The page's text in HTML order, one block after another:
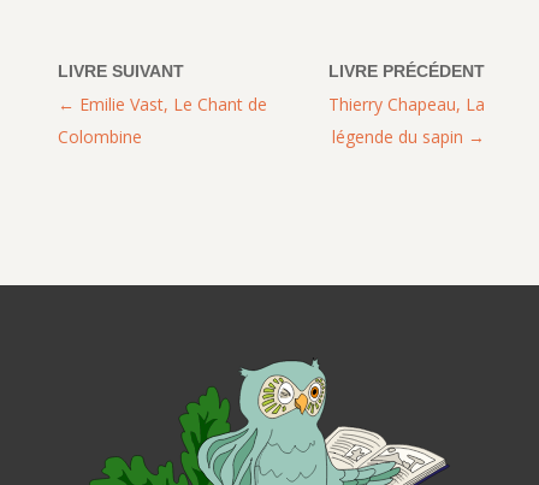
Thierry Chapeau, La
légende du sapin
Emilie Vast, Le Chant de
Colombine